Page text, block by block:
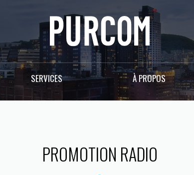
SERVICES À PROPOS
PROMOTION RADIO